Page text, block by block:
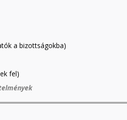
a bizottságokba)
fel)